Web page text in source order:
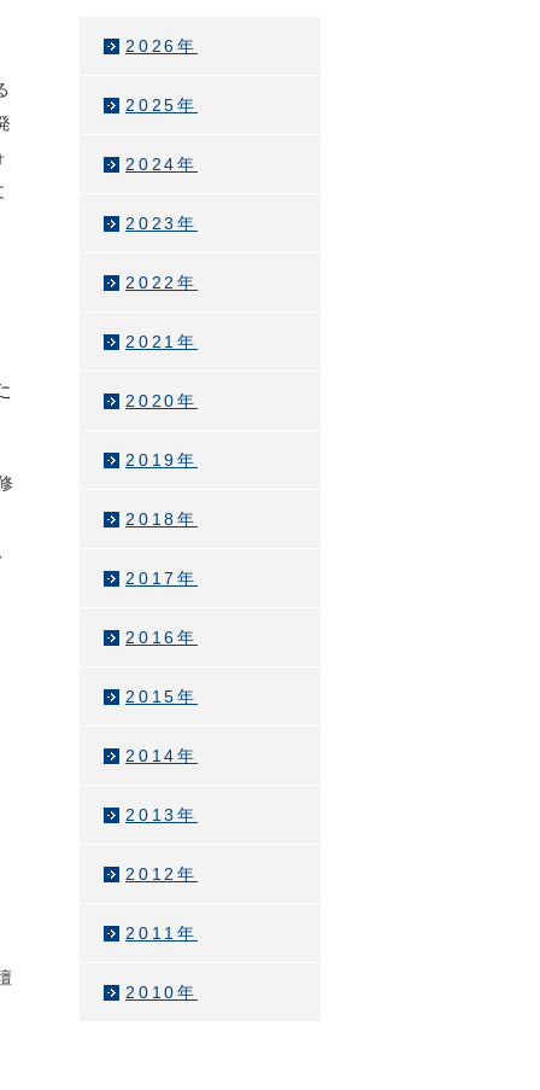
2026年
2025年
2024年
2023年
2022年
2021年
2020年
2019年
2018年
2017年
2016年
2015年
2014年
2013年
2012年
2011年
2010年